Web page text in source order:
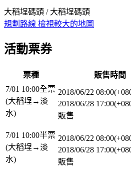
大稻埕碼頭 / 大稻埕碼頭
規劃路線 檢視較大的地圖
活動票券
票種 販售時間
7/01 10:00全票
(大稻埕→淡
水)
2018/06/22
2018/06/28
販售
7/01 10:00半票
(大稻埕→淡
水)
2018/06/22
2018/06/28
販售